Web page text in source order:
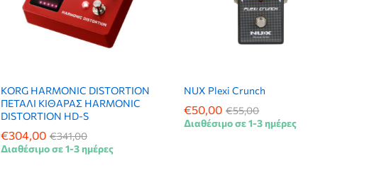
KORG HARMONIC DISTORTION
ΠΕΤΑΛΙ ΚΙΘΑΡΑΣ HARMONIC
DISTORTION HD-S
€304,00 €341,00
€304,00 €341,00
Διαθέσιμο σε 1-3 ημέρες
NUX Plexi Crunch
€50,00 €55,00
€50,00 €55,00
Διαθέσιμο σε 1-3 ημέρες